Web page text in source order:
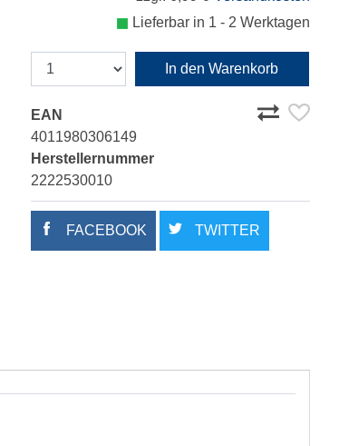
Lieferbar in 1 - 2 Werktagen
In den Warenkorb
EAN
4011980306149
Herstellernummer
2222530010
FACEBOOK TWITTER